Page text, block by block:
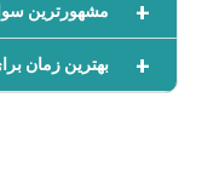
مشهورترین
بهترین زمان